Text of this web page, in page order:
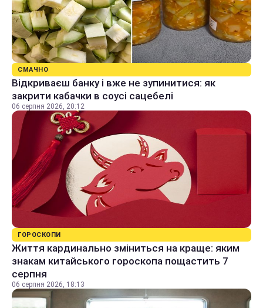
СМАЧНО
Відкриваєш банку і вже не зупинитися: як
закрити кабачки в соусі сацебелі
06 серпня 2026, 20:12
ГОРОСКОПИ
Життя кардинально зміниться на краще: яким
знакам китайського гороскопа пощастить 7
серпня
06 серпня 2026, 18:13